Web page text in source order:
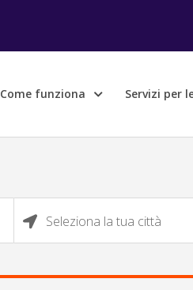
Come funziona Servizi per
Seleziona la tua città